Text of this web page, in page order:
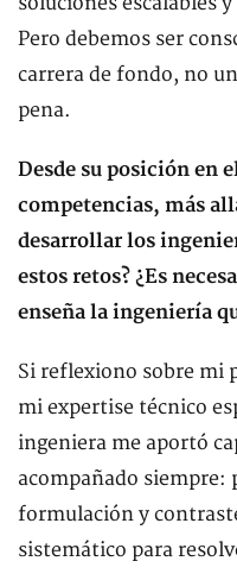
Pero debemos ser
carrera de fondo, no
pena.
Desde su posición en
competencias, más
desarrollar los
estos retos? ¿Es
enseña la ingeniería
Si reflexiono sobre mi
mi expertise técnico
ingeniera me aportó
acompañado
formulación y
sistemático para